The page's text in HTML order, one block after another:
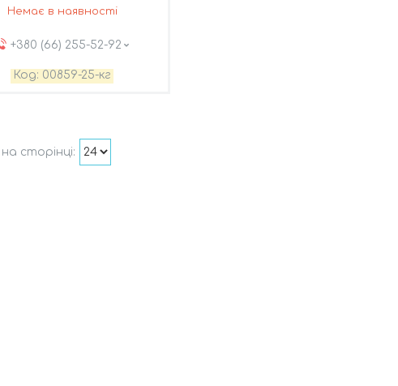
Немає в наявності
+380 (66) 255-52-92
00859-25-кг